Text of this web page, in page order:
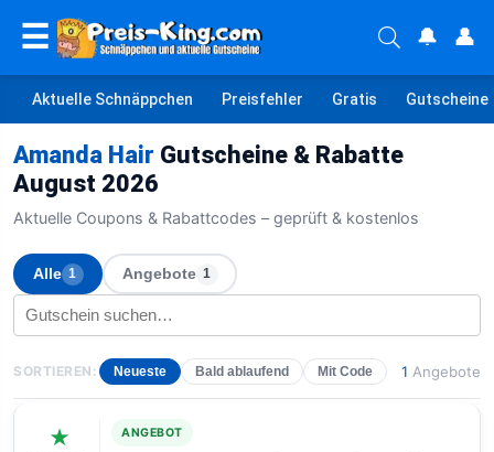
☰ 🔔 👤
Aktuelle Schnäppchen Preisfehler Gratis Gutscheine
Amanda Hair Gutscheine & Rabatte
August 2026
Aktuelle Coupons & Rabattcodes – geprüft & kostenlos
Alle 1 Angebote 1
SORTIEREN: Neueste Bald ablaufend Mit Code 1 Angebote
★ ANGEBOT